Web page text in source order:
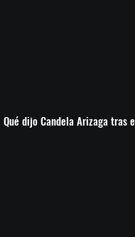
Qué dijo Candela Arizaga tras